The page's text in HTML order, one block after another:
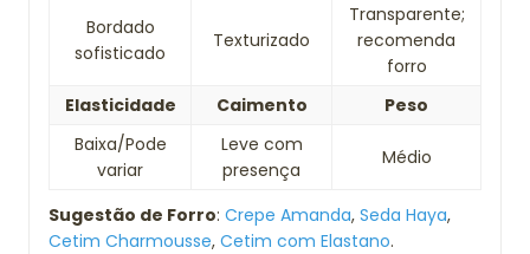
Bordado
sofisticado
Texturizado
Transparente;
recomenda
forro
Elasticidade
Caimento
Peso
Baixa/Pode
variar
Leve com
presença
Médio
Sugestão de Forro: Crepe Amanda, Seda Haya,
Cetim Charmousse, Cetim com Elastano.